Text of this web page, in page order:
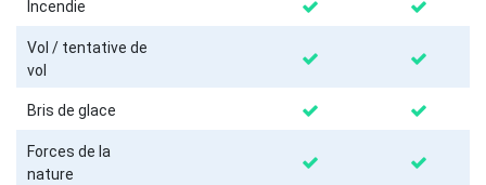
Incendie
Vol / tentative de
vol
Bris de glace
Forces de la
nature